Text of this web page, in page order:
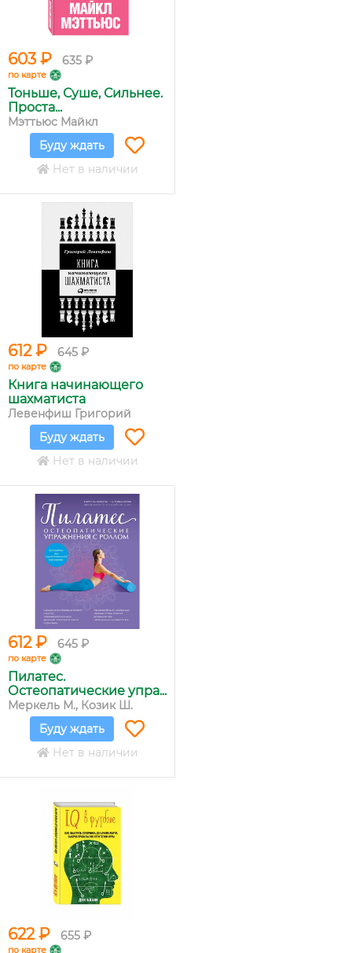
603 ₽ 635 ₽
по карте
Тоньше, Суше, Сильнее.
Проста...
Мэттьюс Майкл
Буду ждать
Нет в наличии
612 ₽ 645 ₽
по карте
Книга начинающего
шахматиста
Левенфиш Григорий
Буду ждать
Нет в наличии
612 ₽ 645 ₽
по карте
Пилатес.
Остеопатические упра...
Меркель М., Козик Ш.
Буду ждать
Нет в наличии
622 ₽ 655 ₽
по карте